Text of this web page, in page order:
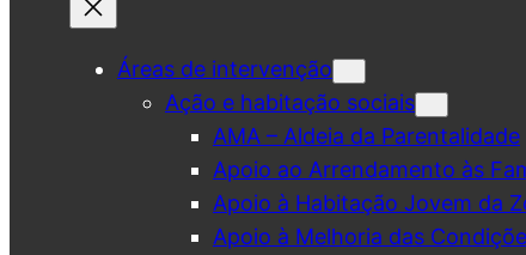
Áreas de intervenção
Ação e habitação sociais
AMA – Aldeia da Parentalidade
Apoio ao Arrendamento às
Apoio à Habitação Jovem da
Apoio à Melhoria das